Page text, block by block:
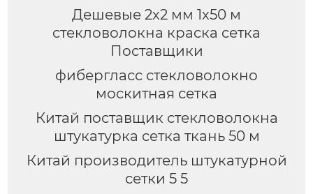
Дешевые 2x2 мм 1x50 м
стекловолокна краска сетка
Поставщики
фибергласс стекловолокно
москитная сетка
Китай поставщик стекловолокна
штукатурка сетка ткань 50 м
Китай производитель штукатурной
сетки 5 5